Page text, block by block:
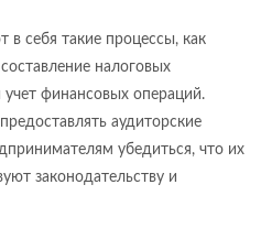
в себя такие процессы, как
налоговых
учет финансовых операций.
аудиторские
убедиться, что их
законодательству и